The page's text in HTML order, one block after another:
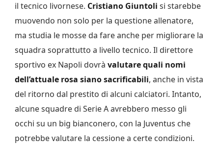
il tecnico livornese. Cristiano Giuntoli si starebbe
muovendo non solo per la questione allenatore,
ma studia le mosse da fare anche per migliorare la
squadra soprattutto a livello tecnico. Il direttore
sportivo ex Napoli dovrà valutare quali nomi
dell’attuale rosa siano sacrificabili, anche in vista
del ritorno dal prestito di alcuni calciatori. Intanto,
alcune squadre di Serie A avrebbero messo gli
occhi su un big bianconero, con la Juventus che
potrebbe valutare la cessione a certe condizioni.